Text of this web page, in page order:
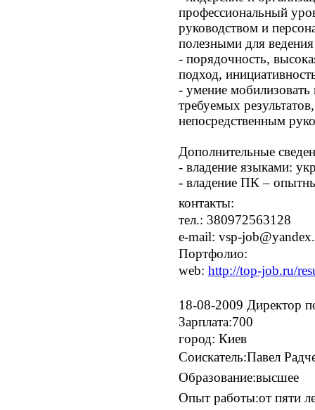
профессиональный
руководством и
полезными для
- порядочность,
подход,
- умение мобилизовать
требуемых
непосредственным
Дополнительные
- владение языками:
- владение ПК –
контакты:
тел.: 380972563128
e-mail: vsp-
Портфолио:
web: http://top-job.ru/
18-08-2009 Директор
Зарплата:700
город: Киев
Соискатель:Павел
Образование:высшее
Опыт работы:от пяти